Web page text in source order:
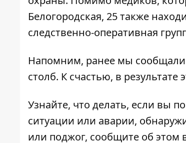
Белогородская, 25 также
следственно-оперативная
Напомним, ранее мы сообщали
столб. К счастью, в результате
Узнайте, что делать, если вы
ситуации или аварии,
или поджог, сообщите об этом